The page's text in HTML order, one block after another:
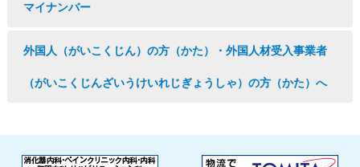
マイナンバー
外国人（がいこくじん）の方（かた）・外国人材受入事業者
（がいこくじんざいうけいれじぎょうしゃ）の方（かた）へ